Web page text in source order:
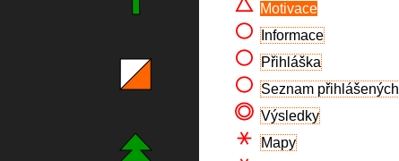
Motivace
Informace
Přihláška
Seznam přihlášených
Výsledky
Mapy